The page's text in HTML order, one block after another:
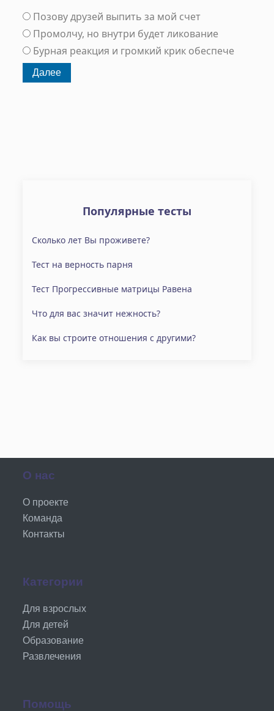
Позову друзей выпить за мой счет
Промолчу, но внутри будет ликование
Бурная реакция и громкий крик обеспече
Популярные тесты
Сколько лет Вы проживете?
Тест на верность парня
Тест Прогрессивные матрицы Равена
Что для вас значит нежность?
Как вы строите отношения с другими?
О нас
О проекте
Команда
Контакты
Категории
Для взрослых
Для детей
Образование
Развлечения
Помощь